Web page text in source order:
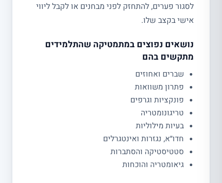
לסגור פערים, להתחזק לפני מבחנים או לקבל ליווי
אישי בקצב שלו.
נושאים נפוצים במתמטיקה שהתלמידים
מתקשים בהם
שברים ואחוזים
פתרון משוואות
פונקציות וגרפים
טריגונומטריה
בעיות מילוליות
חדו״א, נגזרות ואינטגרלים
סטטיסטיקה והסתברות
גיאומטריה והוכחות